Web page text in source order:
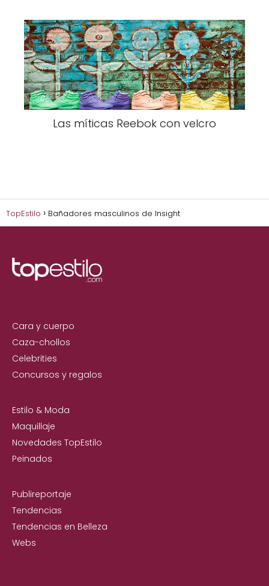
Las míticas Reebok con velcro
TopEstilo Bañadores masculinos de Insight
Cara y cuerpo
Caza-chollos
Celebrities
Concursos y regalos
Estilo & Moda
Maquillaje
Novedades TopEstilo
Peinados
Publireportaje
Tendencias
Tendencias en Belleza
Webs